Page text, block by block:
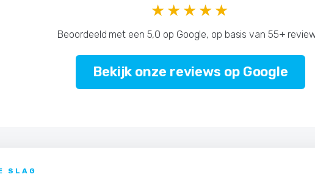
★★★★★
Beoordeeld met een 5,0 op Google, op basis van 55+
Bekijk onze reviews op Google
SLAG